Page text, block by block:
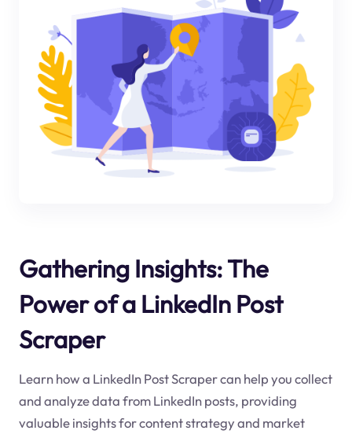
Gathering Insights: The
Power of a LinkedIn Post
Scraper
Learn how a LinkedIn Post Scraper can help you collect
and analyze data from LinkedIn posts, providing
valuable insights for content strategy and market